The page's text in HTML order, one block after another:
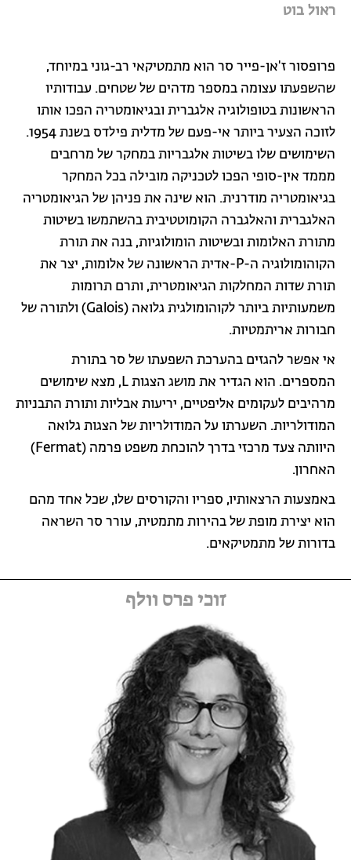
ראול בוט
פרופסור ז'אן-פייר סר הוא מתמטיקאי רב-גוני במיוחד,
שהשפעתו עצומה במספר מדהים של שטחים. עבודותיו
הראשונות בטופולוגיה אלגברית ובגיאומטריה הפכו אותו
לזוכה הצעיר ביותר אי-פעם של מדלית פילדס בשנת 1954.
השימושים שלו בשיטות אלגבריות במחקר של מרחבים
מממד אין-סופי הפכו לטכניקה מובילה בכל המחקר
בגיאומטריה מודרנית. הוא שינה את פניהן של הגיאומטריה
האלגברית והאלגברה הקומוטטיבית בהשתמשו בשיטות
מתורת האלומות ובשיטות הומולוגיות, בנה את תורת
הקוהומולוגיה ה-P-אדית הראשונה של אלומות, יצר את
תורת שדות המחלקות הגיאומטרית, ותרם תרומות
משמעותיות ביותר לקוהומולגית גלואה (Galois) ולתורה של
חבורות אריתמטיות.
אי אפשר להגזים בהערכת השפעתו של סר בתורת
המספרים. הוא הגדיר את מושג הצגות L, מצא שימושים
מרהיבים לעקומים אליפטיים, יריעות אבליות ותורת התבניות
המודולריות. השערתו על המודולריות של הצגות גלואה
היוותה צעד מרכזי בדרך להוכחת משפט פרמה (Fermat)
האחרון.
באמצעות הרצאותיו, ספריו והקורסים שלו, שכל אחד מהם
הוא יצירת מופת של בהירות מתמטית, עורר סר השראה
בדורות של מתמטיקאים.
זוכי פרס וולף